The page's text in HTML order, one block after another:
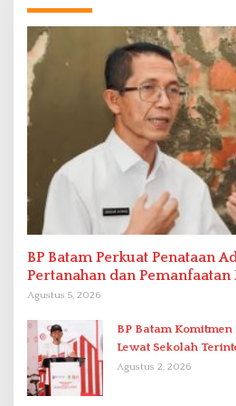
BP Batam Perkuat Penataan
Pertanahan dan Pemanfaatan
Agustus 5, 2026
BP Batam
Lewat Sekolah
Agustus 2, 2026